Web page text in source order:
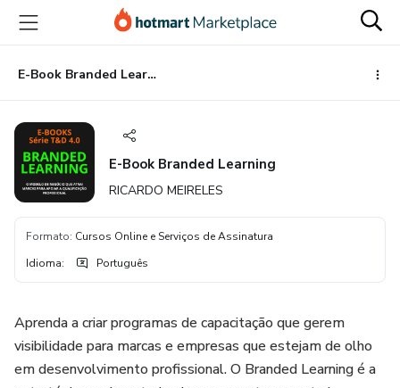
para
conteúdo
principal
para
pagamento
para
rodapé
E-Book Branded Learning
E-Book Branded Learning
RICARDO MEIRELES
Formato: Cursos Online e Serviços de Assinatura
Idioma: Português
Aprenda a criar programas de capacitação que gerem
visibilidade para marcas e empresas que estejam de olho
em desenvolvimento profissional. O Branded Learning é a